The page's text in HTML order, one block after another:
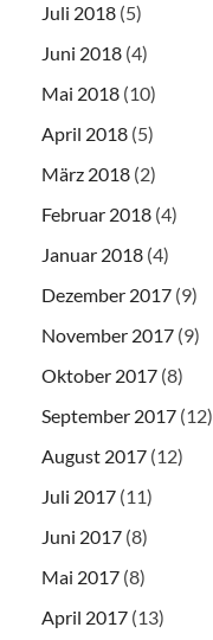
Juli 2018 (5)
Juni 2018 (4)
Mai 2018 (10)
April 2018 (5)
März 2018 (2)
Februar 2018 (4)
Januar 2018 (4)
Dezember 2017 (9)
November 2017 (9)
Oktober 2017 (8)
September 2017 (12)
August 2017 (12)
Juli 2017 (11)
Juni 2017 (8)
Mai 2017 (8)
April 2017 (13)